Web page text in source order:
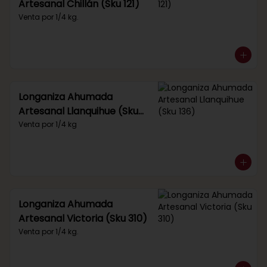
Artesanal Chillán (Sku 121)
Venta por 1/4 kg.
Longaniza Ahumada
Artesanal Llanquihue (Sku
136)
Venta por 1/4 kg
Longaniza Ahumada
Artesanal Victoria (Sku 310)
Venta por 1/4 kg.